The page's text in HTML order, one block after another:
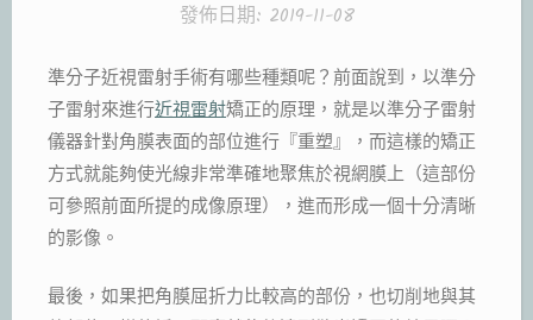
發佈日期: 2019-11-08
準分子近視雷射手術有哪些種類呢？前面說到，以準分
子雷射來進行近視雷射矯正的原理，就是以準分子雷射
儀器針對角膜表面的部位進行『重塑』，而這樣的矯正
方式就能夠使光線非常準確地聚焦於視網膜上（這部份
可參照前面所提的成像原理），進而形成一個十分清晰
的影像。
最後，如果把角膜屈折力比較高的部份，也切削地與其